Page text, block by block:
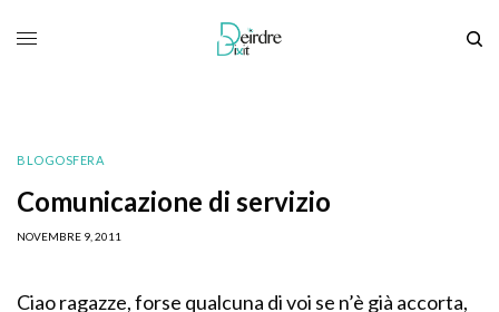
BLOGOSFERA
Comunicazione di servizio
NOVEMBRE 9, 2011
Ciao ragazze, forse qualcuna di voi se n’è già accorta,